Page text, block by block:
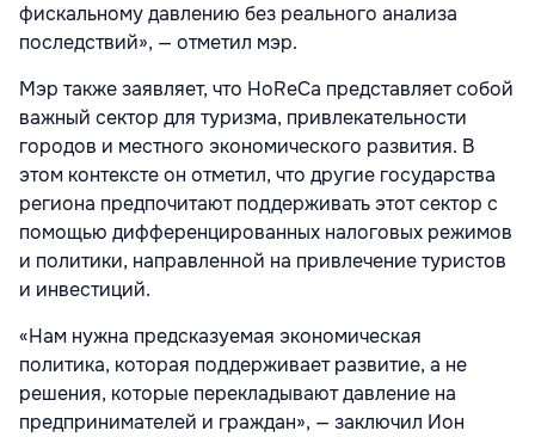
фискальному давлению без реального анализа
последствий», — отметил мэр.
Мэр также заявляет, что HoReCa представляет собой
важный сектор для туризма, привлекательности
городов и местного экономического развития. В
этом контексте он отметил, что другие государства
региона предпочитают поддерживать этот сектор с
помощью дифференцированных налоговых режимов
и политики, направленной на привлечение туристов
и инвестиций.
«Нам нужна предсказуемая экономическая
политика, которая поддерживает развитие, а не
решения, которые перекладывают давление на
предпринимателей и граждан», — заключил Ион